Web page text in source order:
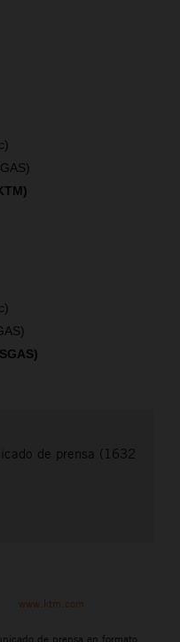
de prensa (1632
www.ktm.com
de prensa en formato